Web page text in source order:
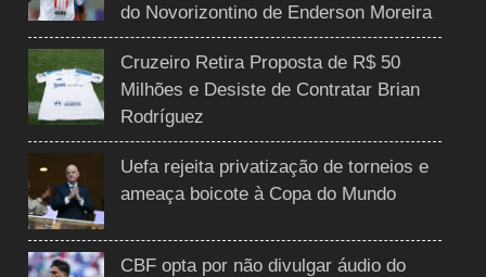
do Novorizontino de Enderson Moreira
Cruzeiro Retira Proposta de R$ 50
Milhões e Desiste de Contratar Brian
Rodríguez
Uefa rejeita privatização de torneios e
ameaça boicote à Copa do Mundo
CBF opta por não divulgar áudio do